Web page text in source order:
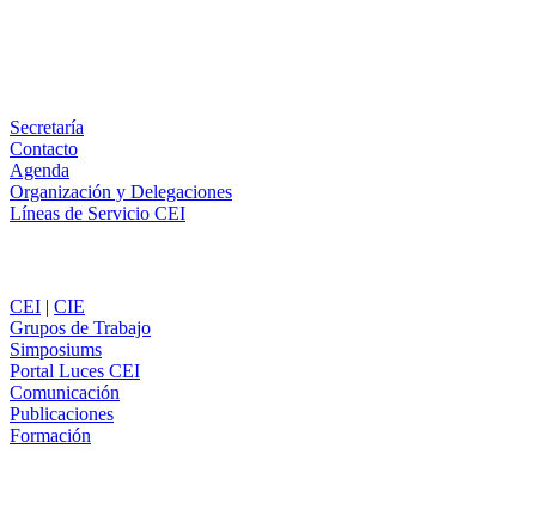
Secretaría
Contacto
Agenda
Organización y Delegaciones
Líneas de Servicio CEI
CEI | CIE
Grupos de Trabajo
Simposiums
Portal Luces CEI
Comunicación
Publicaciones
Formación